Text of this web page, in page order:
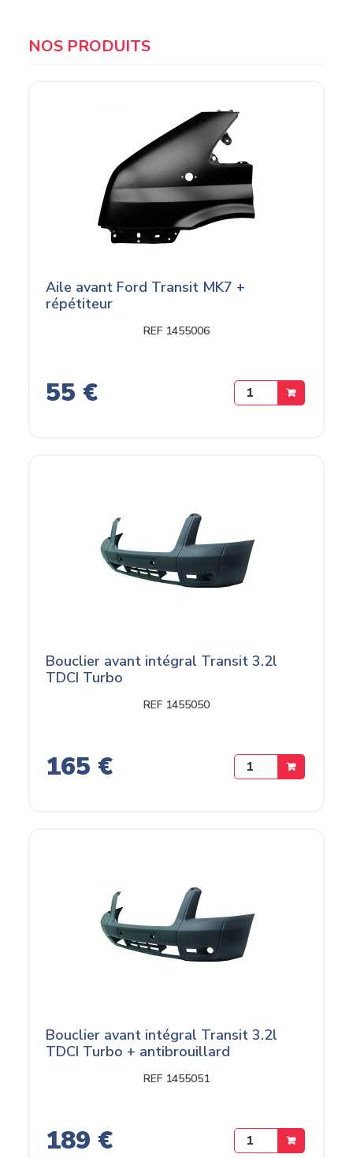
Aile avant Ford Transit MK7 +
répétiteur
REF 1455006
55 €
Bouclier avant intégral Transit 3.2l
TDCI Turbo
REF 1455050
165 €
Bouclier avant intégral Transit 3.2l
TDCI Turbo + antibrouillard
REF 1455051
189 €